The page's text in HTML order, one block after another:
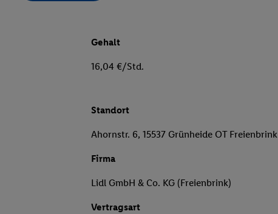
Gehalt
16,04 €/Std.
Standort
Ahornstr. 6, 15537 Grünheide OT Freienbrink
Firma
Lidl GmbH & Co. KG (Freienbrink)
Vertragsart